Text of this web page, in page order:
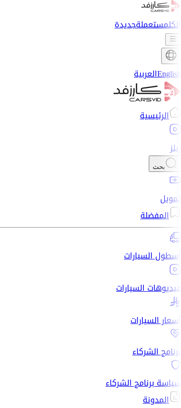
الكلمستعملةجديدة
Englishالعربية
الرئيسية
ريلز
بحث
تمويل
المفضلة
أسطول السيارات
فيديوهات السيارات
أسعار السيارات
برنامج الشركاء
سياسة برنامج الشركاء
المدونة